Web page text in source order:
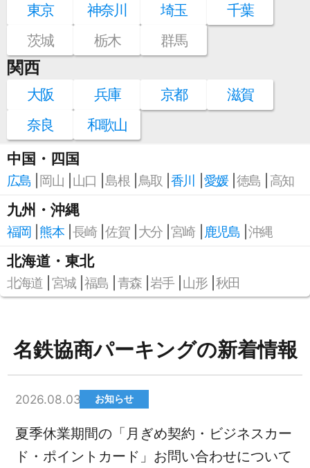
東京 神奈川 埼玉
千葉
茨城
栃木 群馬
関西
大阪 兵庫 京都
滋賀
奈良
和歌山
中国・四国
広島 岡山 山口 島根 鳥取 香川 愛媛 徳島 高知
九州・沖縄
福岡 熊本 長崎 佐賀 大分 宮崎 鹿児島 沖縄
北海道・東北
北海道 宮城 福島 青森 岩手 山形 秋田
名鉄協商パーキングの新着情報
2026.08.03 お知らせ
夏季休業期間の「月ぎめ契約・ビジネスカー
ド・ポイントカード」お問い合わせについて